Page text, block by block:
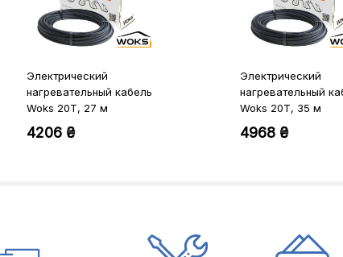
Электрический
нагревательный кабель
Woks 20T, 27 м
(0924004)
4206 ₴
Электрический
нагревательный
Woks 20T, 35 м
(0924005)
4968 ₴